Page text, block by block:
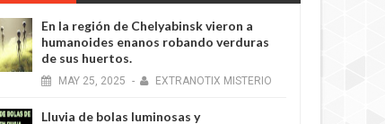
En la región de Chelyabinsk vieron a
humanoides enanos robando verduras
de sus huertos.
MAY 25, 2025 - EXTRANOTIX MISTERIO
Lluvia de bolas luminosas y